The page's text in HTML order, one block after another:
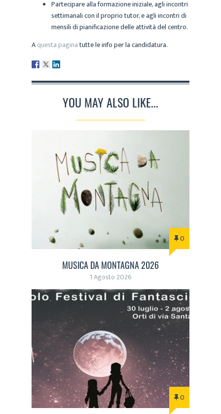
Partecipare alla formazione iniziale, agli incontri
settimanali con il proprio tutor, e agli incontri di
mensili di pianificazione delle attività del centro.
Aquesta paginatutte le info per la candidatura.
YOU MAY ALSO LIKE...
0
MUSICA DA MONTAGNA 2026
1 Agosto 2026
0